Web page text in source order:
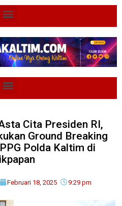
Cita Presiden RI,
Ground Breaking
Polda Kaltim di
Februari 18, 2025 9:29 pm